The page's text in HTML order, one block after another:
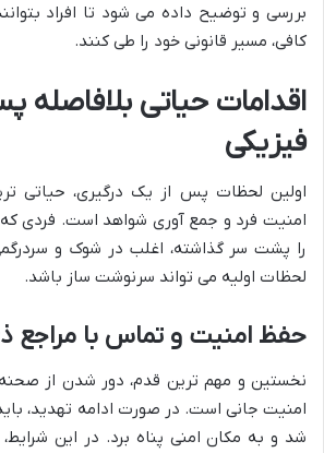
بررسی و توضیح داده می شود تا افراد
کافی، مسیر قانونی خود را طی کنند.
اقدامات حیاتی بلافاصله
فیزیکی
اولین لحظات پس از یک درگیری، حیاتی
امنیت فرد و جمع آوری شواهد است. فردی که
را پشت سر گذاشته، اغلب در شوک و
لحظات اولیه می تواند سرنوشت ساز باشد.
حفظ امنیت و تماس با مراجع
نخستین و مهم ترین قدم، دور شدن از صحنه
امنیت جانی است. در صورت ادامه تهدید،
شد و به مکان امنی پناه برد. در این